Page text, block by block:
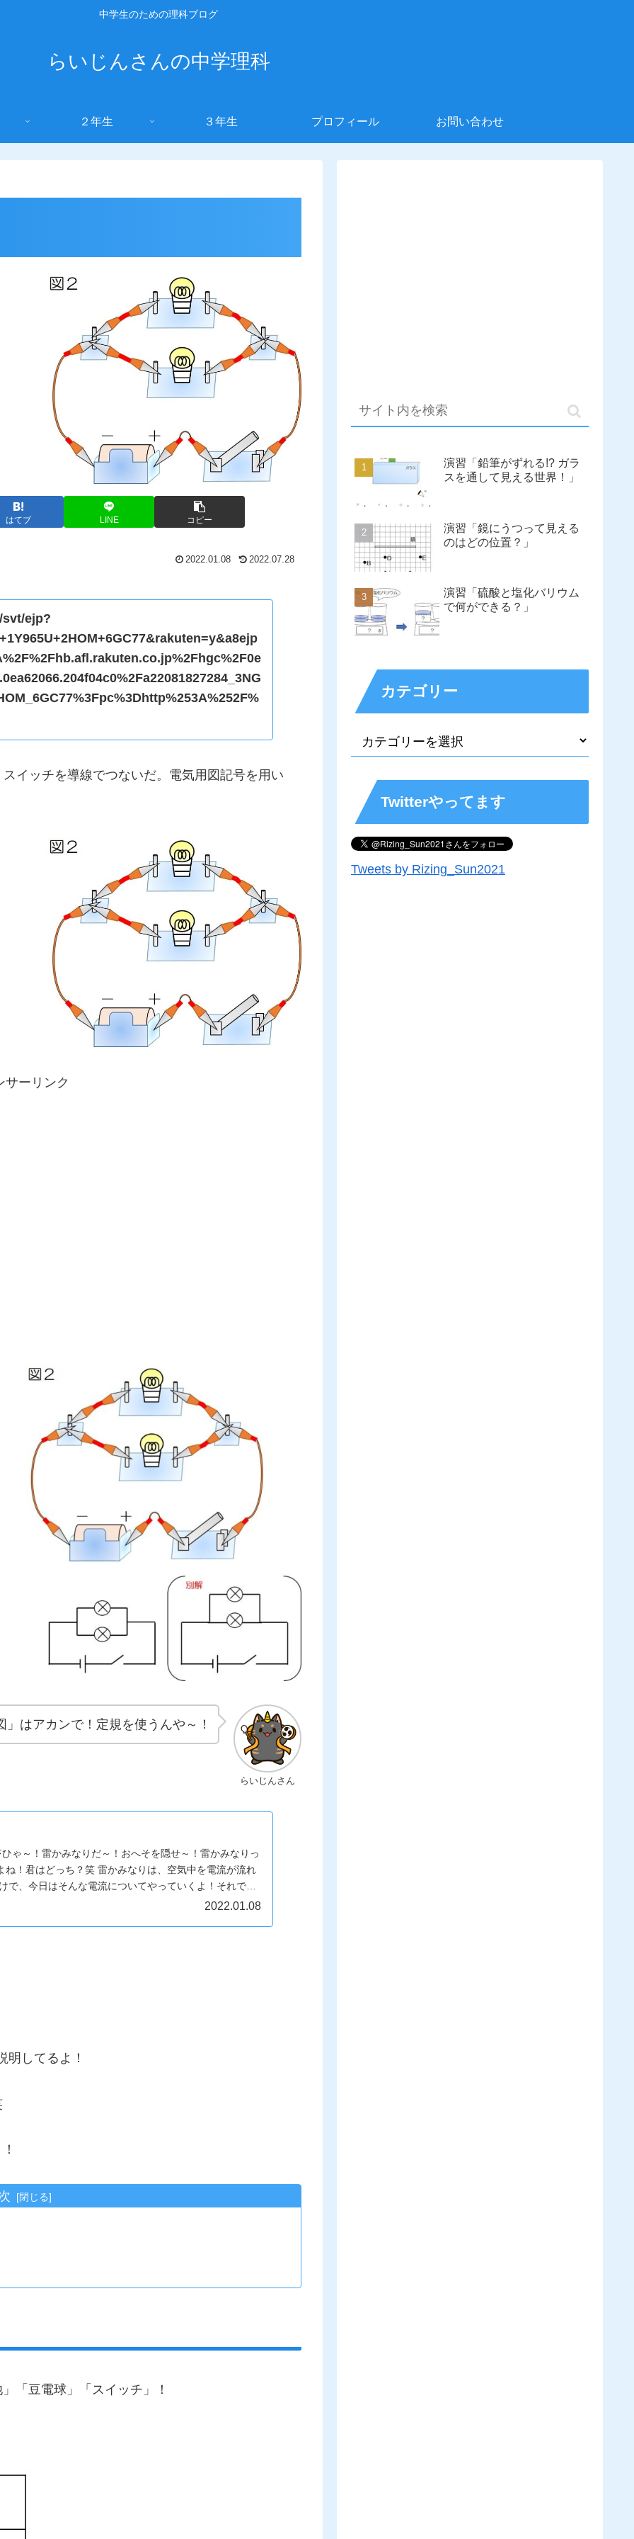
中学生のための理科ブログ
らいじんさんの中学理科
２年生 ３年生 プロフィール お問い合わせ
はてブ LINE コピー
2022.01.08 2022.07.28
ejp?
イッチを導線でつないだ。電気用図記号を用い
サーリンク
らいじんさん
」はアカンで！定規を使うんや～！
ゃ～！雷かみなりだ～！おへそを隠せ～！雷かみなりっ
ね！君はどっち？笑 雷かみなりは、空気中を電流が流れ
で、今日はそんな電流についてやっていくよ！それでは
2022.01.08
明してるよ！
「豆電球」「スイッチ」！
演習「鉛筆がずれる!? ガラ
スを通して見える世界！」
演習「鏡にうつって見える
のはどの位置？」
演習「硫酸と塩化バリウム
で何ができる？」
カテゴリー
Twitterやってます
Tweets by Rizing_Sun2021